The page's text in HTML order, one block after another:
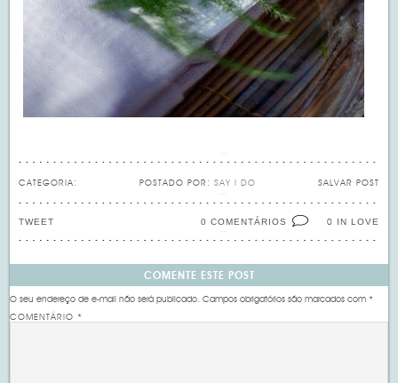
CATEGORIA: SALVAR POST
POSTADO POR: SAY I DO
0 IN LOVE
0 COMENTÁRIOS
TWEET
COMENTE ESTE POST
O seu endereço de e-mail não será publicado. Campos obrigatórios são marcados com*
COMENTÁRIO*